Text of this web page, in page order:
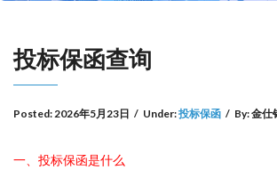
投标保函查询
Posted:2026年5月23日 / Under:投标保函 / By:金仕
一、投标保函是什么